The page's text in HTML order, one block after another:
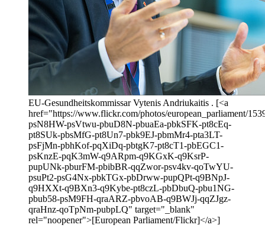
EU-Gesundheitskommissar Vytenis Andriukaitis . [<a
href="https://www.flickr.com/photos/european_parliament/
psN8HW-psVtwu-pbuD8N-pbuaEa-pbkSFK-pt8cEq-
pt8SUk-pbsMfG-pt8Un7-pbk9EJ-pbmMr4-pta3LT-
psFjMn-pbhKof-pqXiDq-pbtgK7-pt8cT1-pbEGC1-
psKnzE-pqK3mW-q9ARpm-q9KGxK-q9KsrP-
pupUNk-pburFM-pbibBR-qqZwor-psv4kv-qoTwYU-
psuPt2-psG4Nx-pbkTGx-pbDrww-pupQPt-q9BNpJ-
q9HXXt-q9BXn3-q9Kybe-pt8czL-pbDbuQ-pbu1NG-
pbub58-psM9FH-qraARZ-pbvoAB-q9BWJj-qqZJgz-
qraHnz-qoTpNm-pubpLQ" target="_blank"
rel="noopener">[European Parliament/Flickr]</a>]